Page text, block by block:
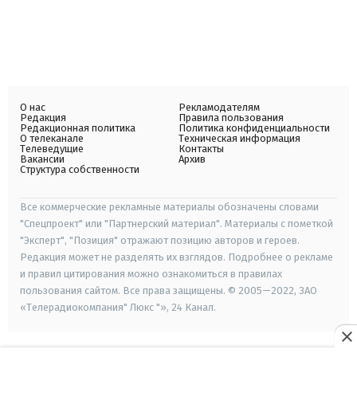
О нас
Редакция
Редакционная политика
О телеканале
Телеведущие
Вакансии
Структура собственности
Рекламодателям
Правила пользования
Политика конфиденциальности
Техническая информация
Контакты
Архив
Все коммерческие рекламные материалы обозначены словами
"Спецпроект" или "Партнерский материал". Материалы с пометкой
"Эксперт", "Позиция" отражают позицию авторов и героев.
Редакция может не разделять их взглядов. Подробнее о рекламе
и правил цитирования можно ознакомиться в правилах
пользования сайтом. Все права защищены. © 2005—2022, ЗАО
«Телерадиокомпания" Люкс "», 24 Канал.